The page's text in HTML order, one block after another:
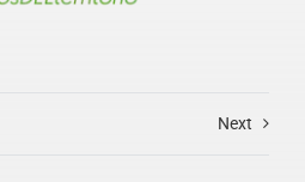
Next